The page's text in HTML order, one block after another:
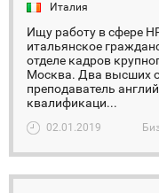
Италия
Ищу работу в сфере
итальянское
отделе кадров
Москва. Два высших
преподаватель
квалификаци...
02.01.2019